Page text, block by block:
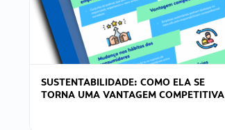
SUSTENTABILIDADE: COMO ELA SE
TORNA UMA VANTAGEM COMPETITIVA